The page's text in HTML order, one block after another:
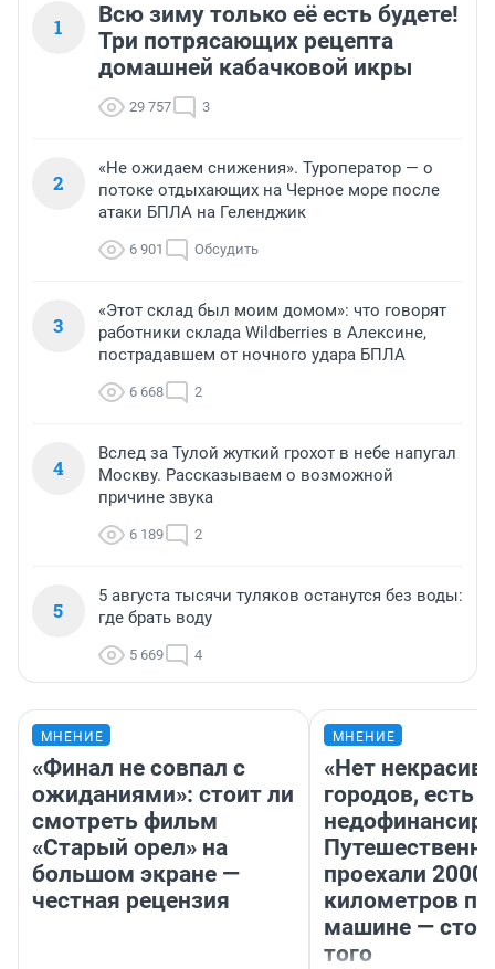
1
Всю зиму только её есть будете!
Три потрясающих рецепта
домашней кабачковой икры
29 757 3
2
«Не ожидаем снижения». Туроператор — о
потоке отдыхающих на Черное море после
атаки БПЛА на Геленджик
6 901 Обсудить
3
«Этот склад был моим домом»: что говорят
работники склада Wildberries в Алексине,
пострадавшем от ночного удара БПЛА
6 668 2
4
Вслед за Тулой жуткий грохот в небе напугал
Москву. Рассказываем о возможной
причине звука
6 189 2
5
5 августа тысячи туляков останутся без воды:
где брать воду
5 669 4
МНЕНИЕ
«Финал не совпал с
ожиданиями»: стоит ли
смотреть фильм
«Старый орел» на
большом экране —
честная рецензия
МНЕНИЕ
«Нет
городов, есть
проехали 2000
километров по
машине —
того